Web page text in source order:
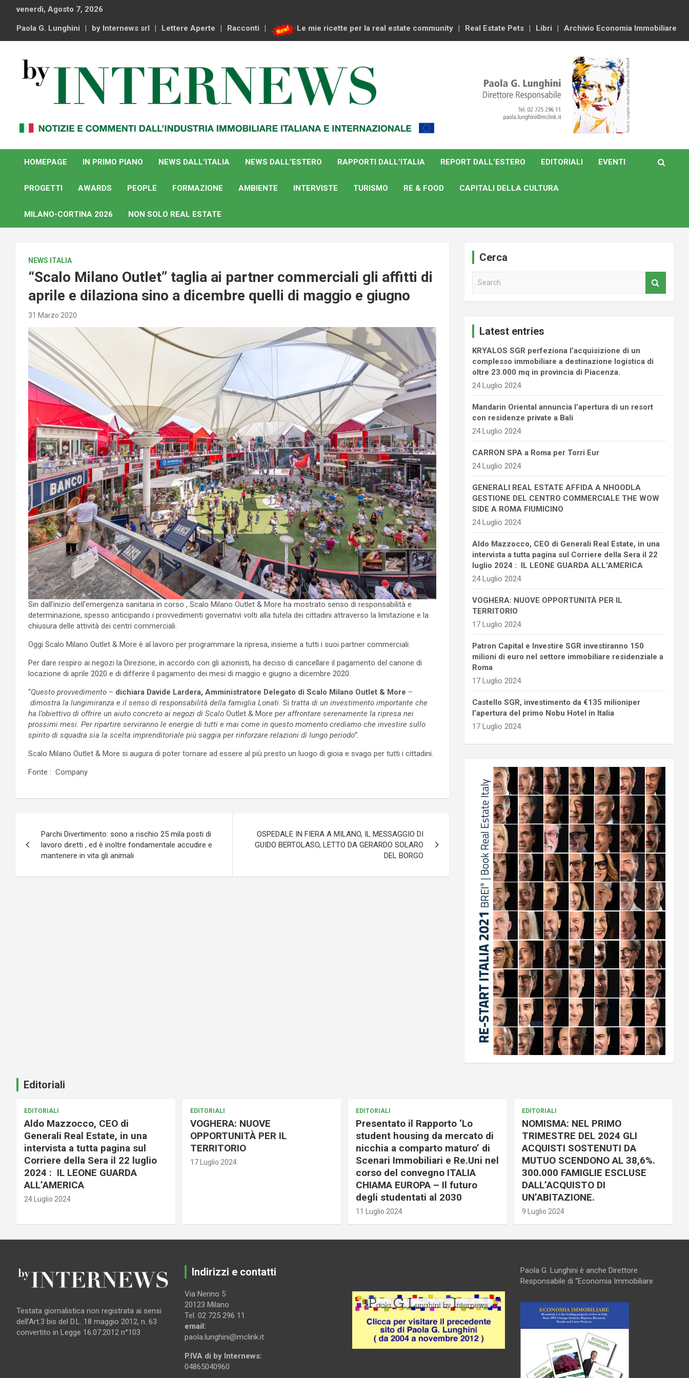
content
venerdì, Agosto 7, 2026
Paola G. Lunghini by Internews srl Lettere Aperte Racconti Le mie ricette per la real estate community Real Estate Pets Libri Archivio Economia Immobiliare
By Internews
internazionale
HOMEPAGE
IN PRIMO PIANO NEWS DALL’ITALIA NEWS DALL’ESTERO RAPPORTI DALL’ITALIA REPORT DALL’ESTERO EDITORIALI EVENTI
PROGETTI AWARDS PEOPLE FORMAZIONE AMBIENTE INTERVISTE TURISMO RE & FOOD CAPITALI DELLA CULTURA
MILANO-CORTINA 2026 NON SOLO REAL ESTATE
NEWS ITALIA
“Scalo Milano Outlet” taglia ai partner commerciali gli affitti di
aprile e dilaziona sino a dicembre quelli di maggio e giugno
31 Marzo 2020
Sin dall’inizio dell’emergenza sanitaria in corso , Scalo Milano Outlet & More ha mostrato senso di responsabilità e
determinazione, spesso anticipando i provvedimenti governativi volti alla tutela dei cittadini attraverso la limitazione e la
chiusura delle attività dei centri commerciali.
Oggi Scalo Milano Outlet & More è al lavoro per programmare la ripresa, insieme a tutti i suoi partner commerciali.
Per dare respiro ai negozi la Direzione, in accordo con gli azionisti, ha deciso di cancellare il pagamento del canone di
locazione di aprile 2020 e di differire il pagamento dei mesi di maggio e giugno a dicembre 2020.
“Questo provvedimento – dichiara Davide Lardera, Amministratore Delegato di Scalo Milano Outlet & More –
dimostra la lungimiranza e il senso di responsabilità della famiglia Lonati. Si tratta di un investimento importante che
ha l’obiettivo di offrire un aiuto concreto ai negozi di Scalo Outlet & More per affrontare serenamente la ripresa nei
prossimi mesi. Per ripartire serviranno le energie di tutti e mai come in questo momento crediamo che investire sullo
spirito di squadra sia la scelta imprenditoriale più saggia per rinforzare relazioni di lungo periodo”.
Scalo Milano Outlet & More si augura di poter tornare ad essere al più presto un luogo di gioia e svago per tutti i cittadini.
Fonte : Company
articoli
Parchi Divertimento: sono a rischio 25 mila posti di
lavoro diretti , ed è inoltre fondamentale accudire e
mantenere in vita gli animali
OSPEDALE IN FIERA A MILANO, IL MESSAGGIO DI
GUIDO BERTOLASO, LETTO DA GERARDO SOLARO
DEL BORGO
Cerca
Latest entries
KRYALOS SGR perfeziona l’acquisizione di un
complesso immobiliare a destinazione logistica di
oltre 23.000 mq in provincia di Piacenza.
24 Luglio 2024
Mandarin Oriental annuncia l’apertura di un resort
con residenze private a Bali
24 Luglio 2024
CARRON SPA a Roma per Torri Eur
24 Luglio 2024
GENERALI REAL ESTATE AFFIDA A NHOODLA
GESTIONE DEL CENTRO COMMERCIALE THE WOW
SIDE A ROMA FIUMICINO
24 Luglio 2024
Aldo Mazzocco, CEO di Generali Real Estate, in una
intervista a tutta pagina sul Corriere della Sera il 22
luglio 2024 : IL LEONE GUARDA ALL’AMERICA
24 Luglio 2024
VOGHERA: NUOVE OPPORTUNITÀ PER IL
TERRITORIO
17 Luglio 2024
Patron Capital e Investire SGR investiranno 150
milioni di euro nel settore immobiliare residenziale a
Roma
17 Luglio 2024
Castello SGR, investimento da €135 milioniper
l’apertura del primo Nobu Hotel in Italia
17 Luglio 2024
Editoriali
EDITORIALI
Aldo Mazzocco, CEO di
Generali Real Estate, in una
intervista a tutta pagina sul
Corriere della Sera il 22 luglio
2024 : IL LEONE GUARDA
ALL’AMERICA
24 Luglio 2024
EDITORIALI
VOGHERA: NUOVE
OPPORTUNITÀ PER IL
TERRITORIO
17 Luglio 2024
EDITORIALI
Presentato il Rapporto ‘Lo
student housing da mercato di
nicchia a comparto maturo’ di
Scenari Immobiliari e Re.Uni nel
corso del convegno ITALIA
CHIAMA EUROPA – Il futuro
degli studentati al 2030
11 Luglio 2024
EDITORIALI
NOMISMA: NEL PRIMO
TRIMESTRE DEL 2024 GLI
ACQUISTI SOSTENUTI DA
MUTUO SCENDONO AL 38,6%.
300.000 FAMIGLIE ESCLUSE
DALL’ACQUISTO DI
UN’ABITAZIONE.
9 Luglio 2024
Testata giornalistica non registrata ai sensi
dell’Art.3 bis del D.L. 18 maggio 2012, n. 63
convertito in Legge 16.07.2012 n°103
Indirizzi e contatti
Via Nerino 5
20123 Milano
Tel. 02 725 296 11
email:
paola.lunghini@mclink.it
P.IVA di by Internews:
04865040960
.
Paola G. Lunghini è anche Direttore
Responsabile di “Economia Immobiliare